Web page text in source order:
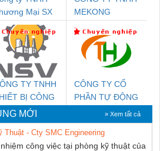
Mại SX
Miền
MEKONG
SUPPLY
TY TNHH
BỊ CÔNG
NIHON
VIỆT
CÔNG TY CỔ
PHẦN TỰ ĐỘNG
TIẾN HƯNG
MỚI » Xem tất cả
Thuật - Cty SMC Engineering
công việc tại phòng kỹ thuật của